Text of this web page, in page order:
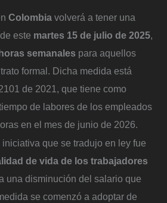
Colombia volverá a tener una
este martes 15 de julio de 2025,
semanales para aquellos
formal. Dicha medida está
de 2021, que tiene como
de labores de los empleados
en el mes de junio de 2026.
iniciativa que se tradujo en ley fue
de vida de los trabajadores
una disminución del salario que
se comenzó a adoptar de